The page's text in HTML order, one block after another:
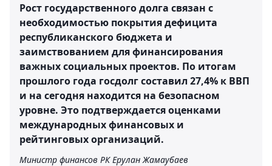
Рост государственного долга связан с
необходимостью покрытия дефицита
республиканского бюджета и
заимствованием для финансирования
важных социальных проектов. По итогам
прошлого года госдолг составил 27,4% к ВВП
и на сегодня находится на безопасном
уровне. Это подтверждается оценками
международных финансовых и
рейтинговых организаций.
Министр финансов РК Ерулан Жамаубаев